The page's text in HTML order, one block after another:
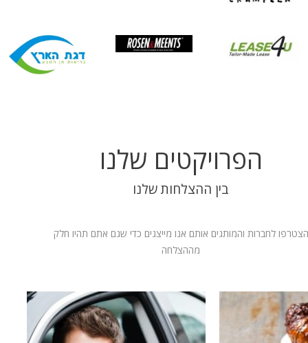
הפרויקטים שלנו
בין ההצלחות שלנו
הצטרפו לחברות והמותגים אותם אנו מייצגים כדי שגם אתם תהיו חלק
מההצלחה